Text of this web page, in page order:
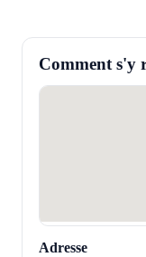
Comment s'y
Adresse